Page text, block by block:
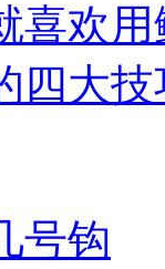
喜欢
四大
号钩